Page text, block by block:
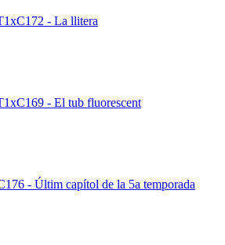
- La llitera
- El tub fluorescent
- Últim capítol de la 5a temporada